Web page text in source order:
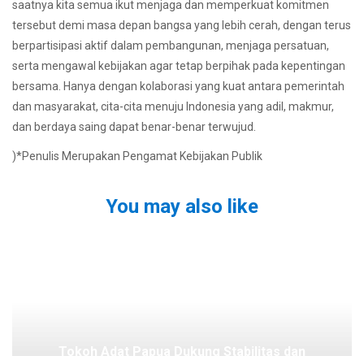
saatnya kita semua ikut menjaga dan memperkuat komitmen
tersebut demi masa depan bangsa yang lebih cerah, dengan terus
berpartisipasi aktif dalam pembangunan, menjaga persatuan,
serta mengawal kebijakan agar tetap berpihak pada kepentingan
bersama. Hanya dengan kolaborasi yang kuat antara pemerintah
dan masyarakat, cita-cita menuju Indonesia yang adil, makmur,
dan berdaya saing dapat benar-benar terwujud.
)*Penulis Merupakan Pengamat Kebijakan Publik
You may also like